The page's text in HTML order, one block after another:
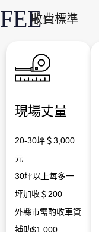
FEE
｜
收費標準
現場丈量
20-30坪＄3,000
元
30坪以上每多一
坪加收＄200
外縣市需酌收車資
補助$1,000